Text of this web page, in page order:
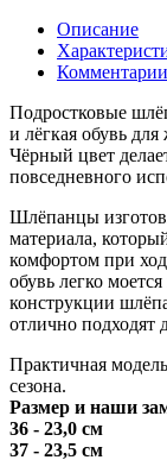
Описание
Комментарии
Подростковые
и лёгкая обувь
Чёрный цвет
повседневного
Шлёпанцы
материала,
комфортом при
обувь легко
конструкции
отлично подходят
Практичная
сезона.
Размер и наши
36 - 23,0 см
37 - 23,5 см